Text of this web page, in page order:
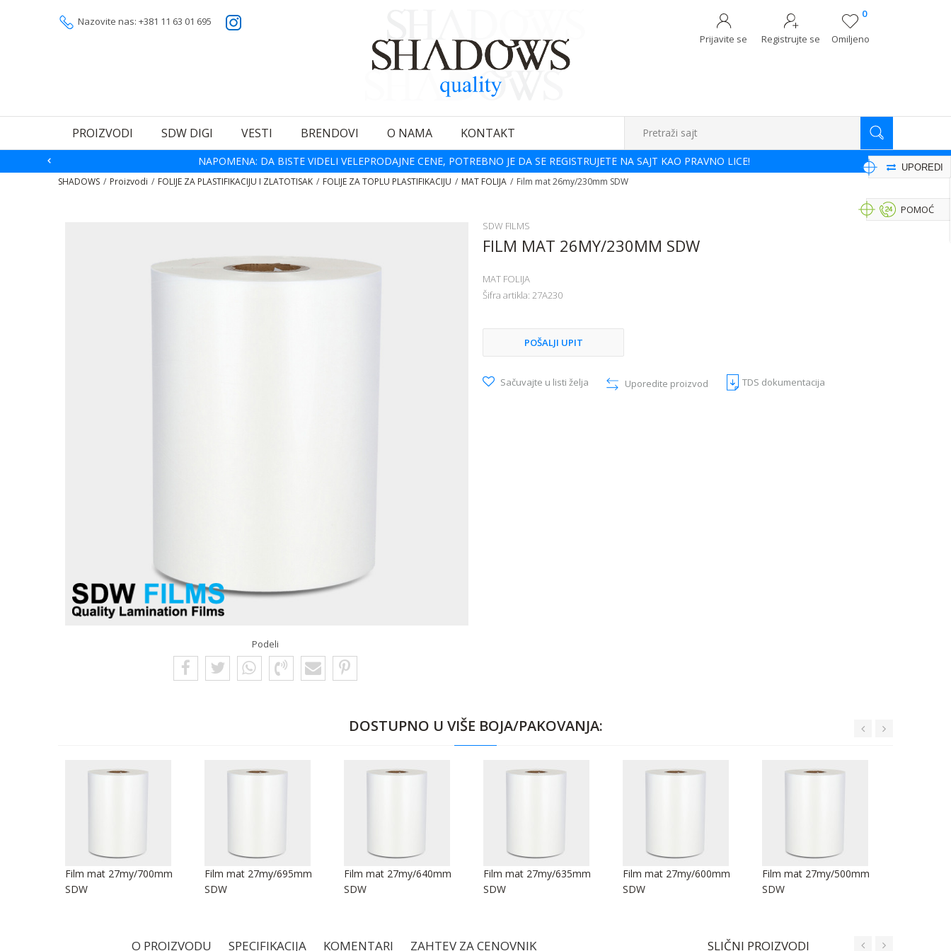
Nazovite nas: +381 11 63 01 695
Omiljeno
0
Prijavite se
Registrujte se
PROIZVODI SDW DIGI VESTI BRENDOVI O NAMA KONTAKT Pretraži sajt
NAPOMENA: DA BISTE VIDELI VELEPRODAJNE CENE, POTREBNO JE DA SE REGISTRUJETE NA SAJT KAO PRAVNO LICE!
SHADOWS Proizvodi FOLIJE ZA PLASTIFIKACIJU I ZLATOTISAK FOLIJE ZA TOPLU PLASTIFIKACIJU MAT FOLIJA Film mat 26my/230mm SDW
UPOREDI
Podeli
SDW FILMS
FILM MAT 26MY/230MM SDW
MAT FOLIJA
Šifra artikla: 27A230
POŠALJI UPIT
Sačuvajte u listi želja Uporedite proizvod TDS dokumentacija
POMOĆ
DOSTUPNO U VIŠE BOJA/PAKOVANJA:
Film mat 27my/700mm
SDW
Film mat 27my/695mm
SDW
Film mat 27my/640mm
SDW
Film mat 27my/635mm
SDW
Film mat 27my/600mm
SDW
Film mat 27my/500mm
SDW
O PROIZVODU SPECIFIKACIJA KOMENTARI ZAHTEV ZA CENOVNIK SLIČNI PROIZVODI